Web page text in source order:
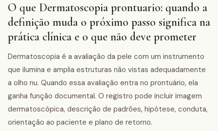
O que Dermatoscopia prontuario: quando a
definição muda o próximo passo significa na
prática clínica e o que não deve prometer
Dermatoscopia é a avaliação da pele com um instrumento
que ilumina e amplia estruturas não vistas adequadamente
a olho nu. Quando essa avaliação entra no prontuário, ela
ganha função documental. O registro pode incluir imagem
dermatoscópica, descrição de padrões, hipótese, conduta,
orientação ao paciente e plano de retorno.